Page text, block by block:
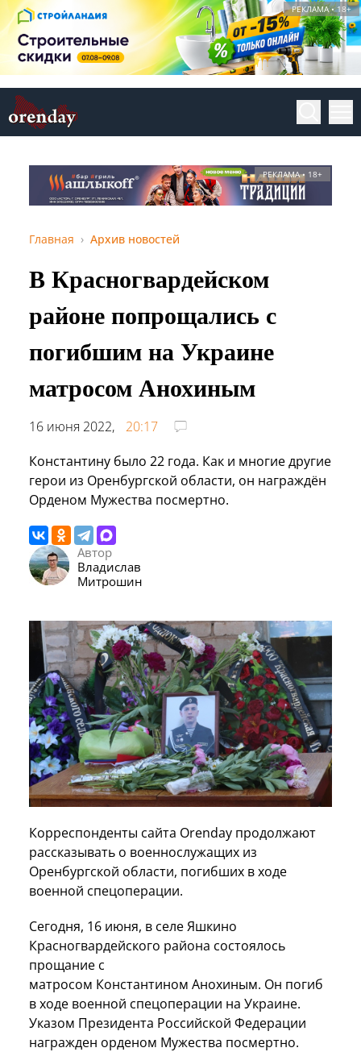
РЕКЛАМА • 18+
РЕКЛАМА • 18+
Главная Архив новостей
В Красногвардейском
районе попрощались с
погибшим на Украине
матросом Анохиным
16 июня 2022,
20:17
Константину было 22 года. Как и многие другие
герои из Оренбургской области, он награждён
Орденом Мужества посмертно.
Автор
Владислав
Митрошин
Корреспонденты сайта Orenday продолжают
рассказывать о военнослужащих из
Оренбургской области, погибших в ходе
военной спецоперации.
Сегодня, 16 июня, в селе Яшкино
Красногвардейского района состоялось
прощание с
матросом Константином Анохиным. Он погиб
в ходе военной спецоперации на Украине.
Указом Президента Российской Федерации
награжден орденом Мужества посмертно.